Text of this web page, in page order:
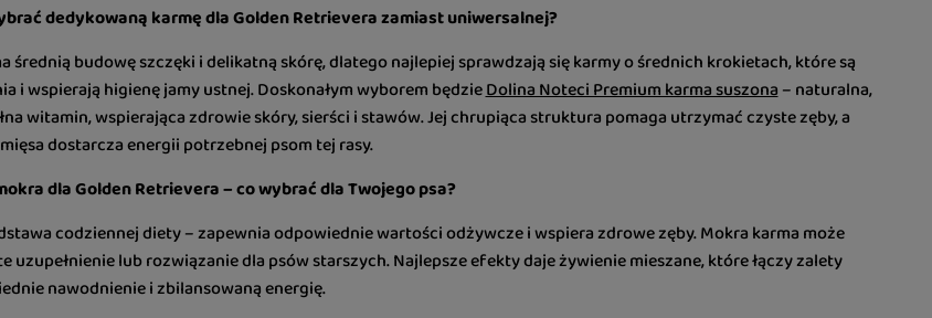
dedykowaną karmę dla Golden Retrievera zamiast uniwersalnej?
średnią budowę szczęki i delikatną skórę, dlatego najlepiej sprawdzają siękarmy o średnich krokietach, które są
i wspierają higienę jamy ustnej. Doskonałym wyborem będzieDolina Noteci Premium karma suszona– naturalna,
witamin, wspierająca zdrowie skóry, sierści i stawów. Jej chrupiąca struktura pomaga utrzymać czyste zęby, a
dostarcza energii potrzebnej psom tej rasy.
dla Golden Retrievera – co wybrać dla Twojego psa?
codziennej diety – zapewnia odpowiednie wartości odżywcze i wspiera zdrowe zęby. Mokra karma może
uzupełnienie lub rozwiązanie dla psów starszych. Najlepsze efekty daje żywienie mieszane, które łączy zalety
nawodnienie i zbilansowaną energię.